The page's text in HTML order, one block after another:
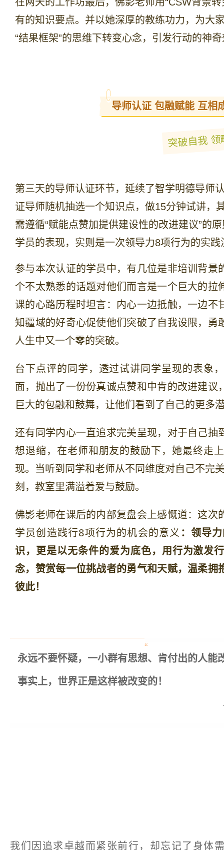
在两天的工作坊最后，佛影老师用“CSW背景
有的知识要点。并以她深厚的教练功力，为大
“结果框架”的思维下转变心念，引发行动的神
导师认证 包融赋能 互相
突破自我
第三天的导师认证环节，延续了智学明德导
证导师随机抽选一个知识点，做15分钟试讲，
需遵循“赋能点赞加提供建设性的改进建议”的
学员的表现，实则是一次领导力8项行为的实践
参与本次认证的学员中，有几位是非培训背景
个不太熟悉的话题对他们而言是一个巨大的拉
课的心路历程时坦言：内心一边抵触，一边不
知疆域的好奇心促使他们突破了自我设限，勇
人生中又一个零的突破。
台下点评的同学，透过试讲同学呈现的表象
面，抛出了一份份真诚点赞和中肯的改进建议
巨大的包融和鼓舞，让他们看到了自己的更多
还有同学内心一直追求完美呈现，对于自己抽
想退缩，在老师和朋友的鼓励下，她最终走
现。当听到同学和老师从不同维度对自己不完
刻，教室里满溢着爱与鼓励。
佛影老师在课后的内部复盘会上感慨道：这次
学员创造践行8项行为的机会的意义 ： 领导
识，更是以无条件的爱为底色，用行为激发
念， 赞赏每一位挑战者的勇气和天赋，温柔拥
彼此！
“
永远不要怀疑，一小群有思想、肯付出的人能
事实上，世界正是这样被改变的！
我们因追求卓越而紧张前行，却忘记了身体